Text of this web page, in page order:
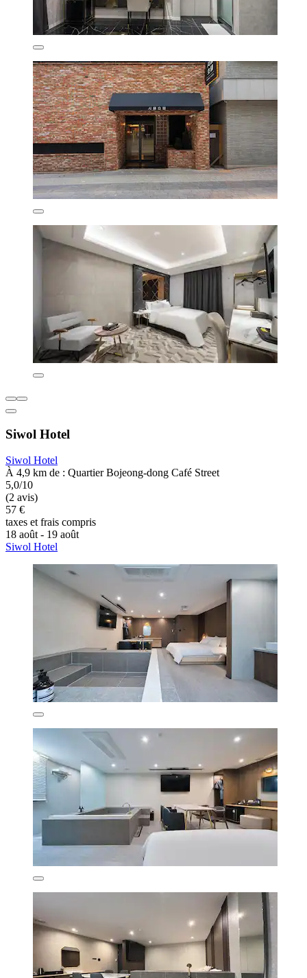
Siwol Hotel
Siwol Hotel
À 4,9 km de : Quartier Bojeong-dong Café Street
5,0/10
(2 avis)
57 €
taxes et frais compris
18 août - 19 août
Siwol Hotel